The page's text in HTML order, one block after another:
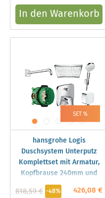
In den Warenkorb
hansgrohe Logis
Duschsystem Unterputz
Komplettset mit Armatur,
Kopfbrause 240mm und
Brausearm, Handbrause
426,08 €
818,59 € -48%